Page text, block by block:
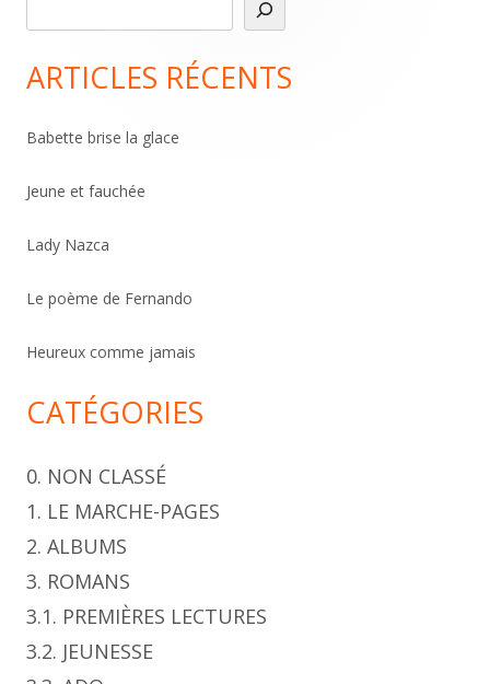
Sidebar
e
h
c
e
ARTICLES RÉCENTS
Babette brise la glace
Jeune et fauchée
Lady Nazca
Le poème de Fernando
Heureux comme jamais
CATÉGORIES
0. NON CLASSÉ
1. LE MARCHE-PAGES
2. ALBUMS
3. ROMANS
3.1. PREMIÈRES LECTURES
3.2. JEUNESSE